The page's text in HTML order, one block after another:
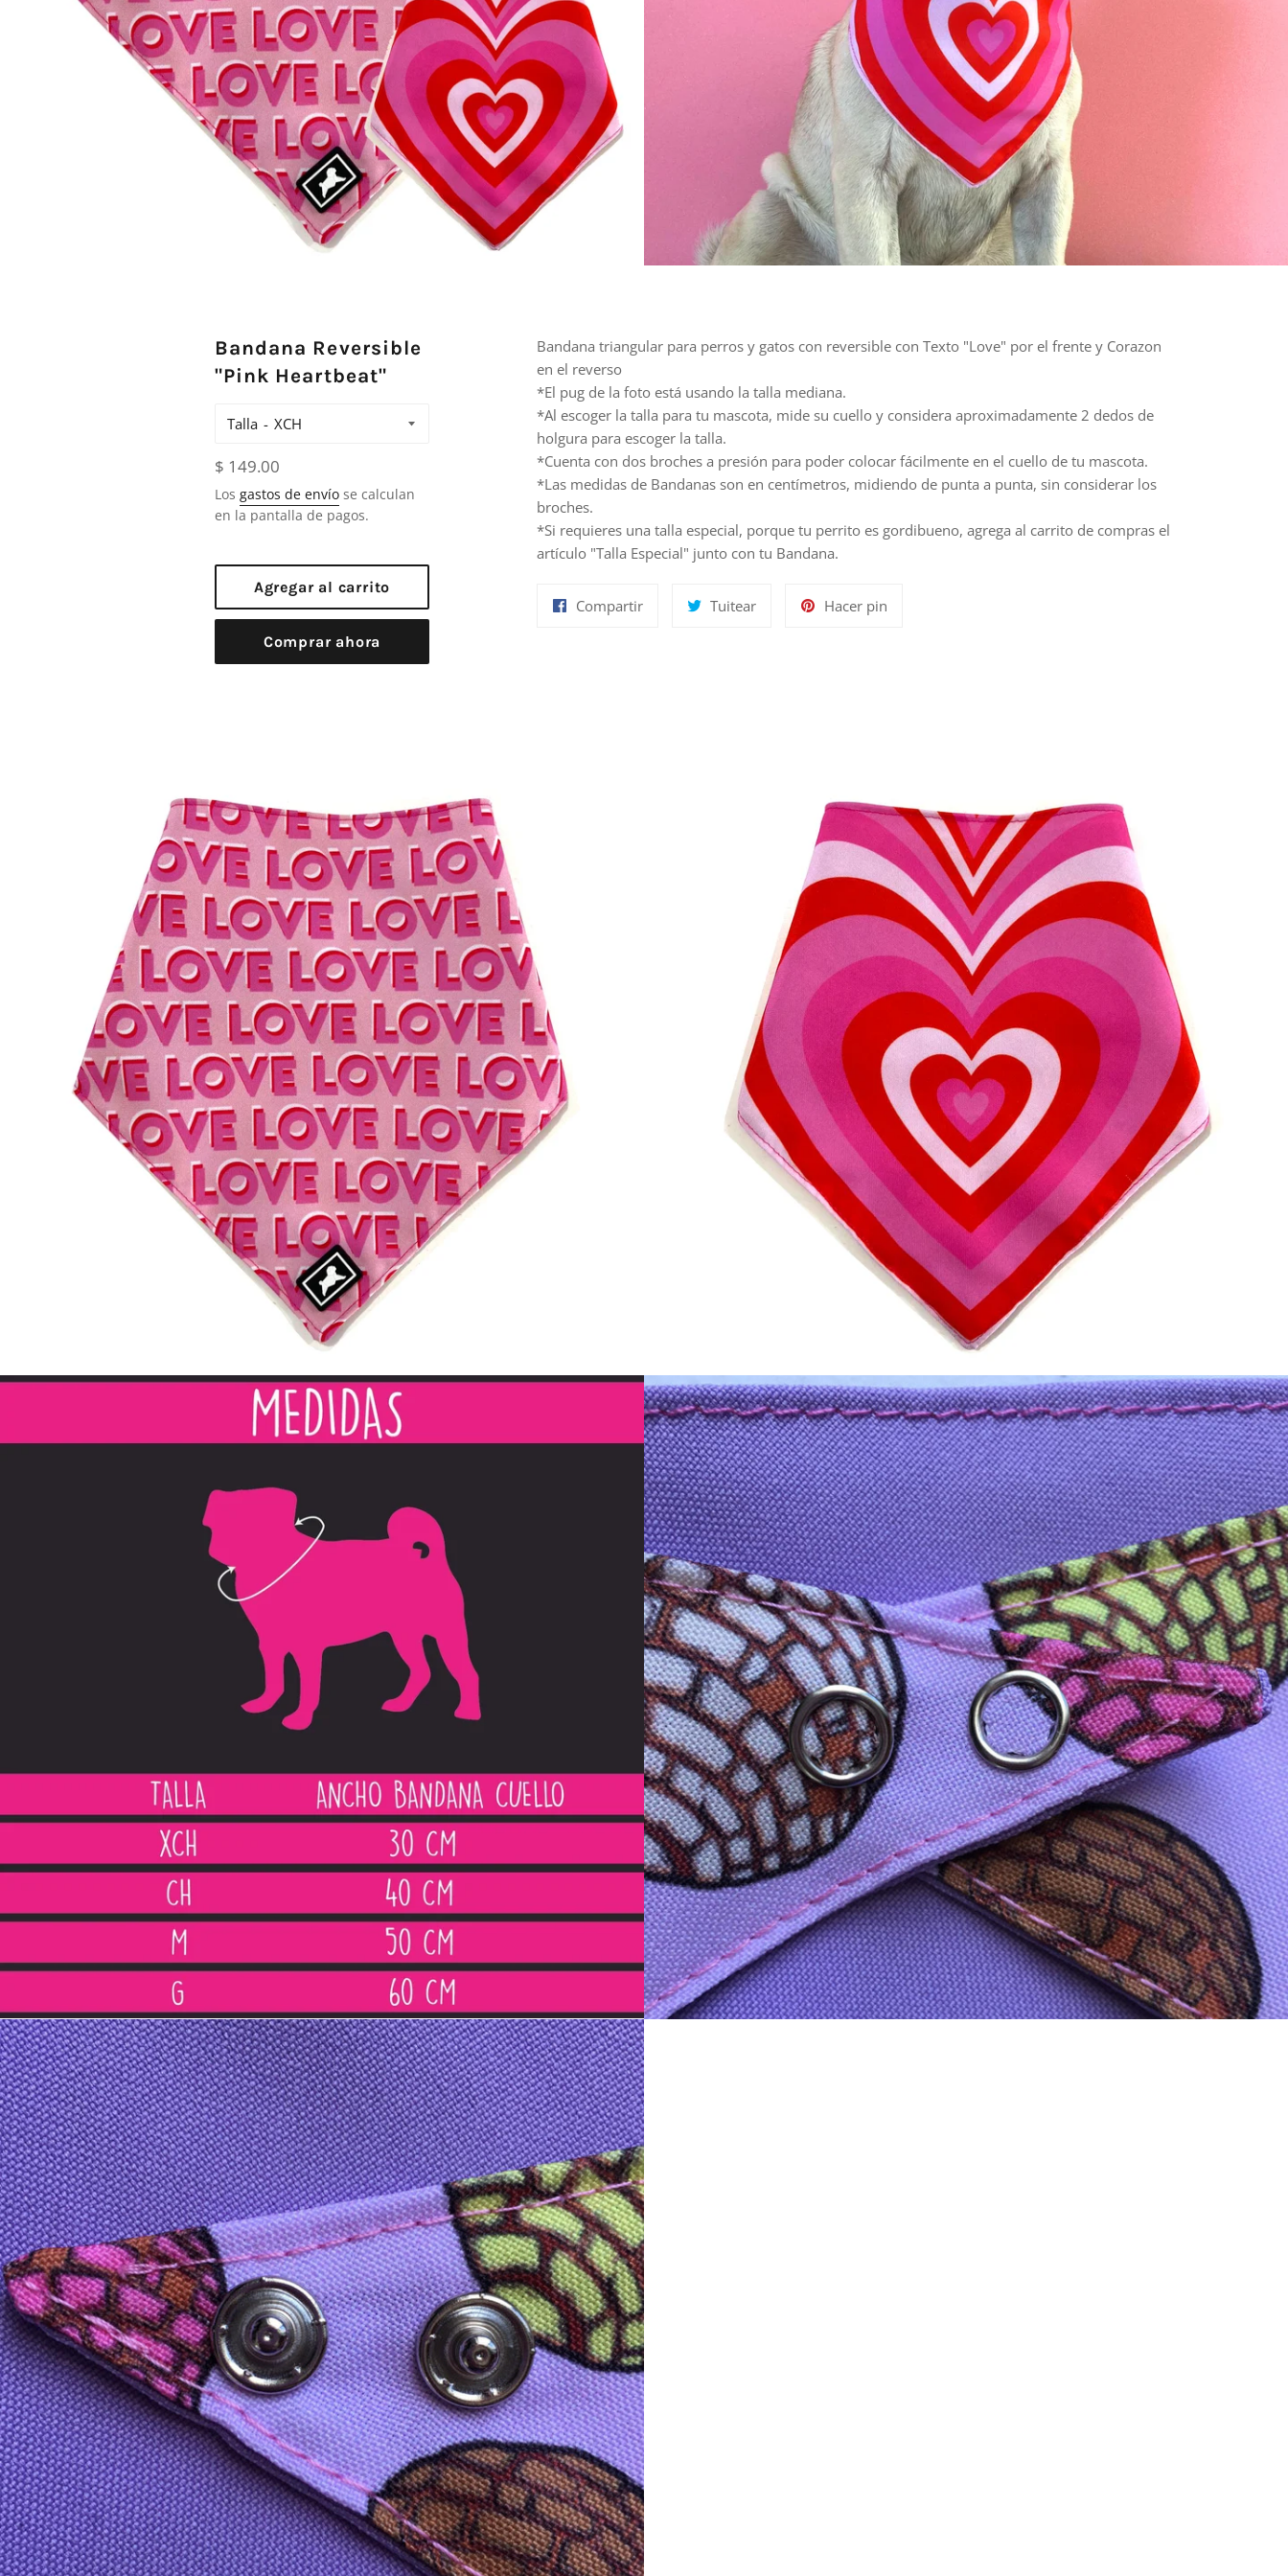
Bandana Reversible
"Pink Heartbeat"
Talla
Precio
habitual
$ 149.00
Los gastos de envío se calculan
en la pantalla de pagos.
Agregar al carrito
Comprar ahora
Bandana triangular para perros y gatos con reversible con Texto "Love" por el frente y Corazon
en el reverso
*El pug de la foto está usando la talla mediana.
*Al escoger la talla para tu mascota, mide su cuello y considera aproximadamente 2 dedos de
holgura para escoger la talla.
*Cuenta con dos broches a presión para poder colocar fácilmente en el cuello de tu mascota.
*Las medidas de Bandanas son en centímetros, midiendo de punta a punta, sin considerar los
broches.
*Si requieres una talla especial, porque tu perrito es gordibueno, agrega al carrito de compras el
artículo "Talla Especial" junto con tu Bandana.
CompartirCompartir TuitearTuitear
Hacer pin